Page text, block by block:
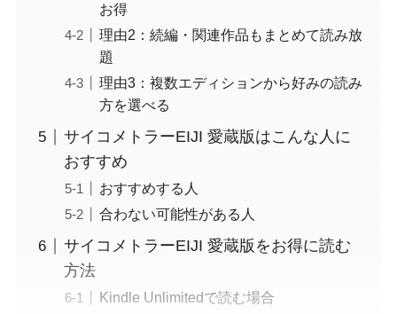
お得
理由2：続編・関連作品もまとめて読み放
題
理由3：複数エディションから好みの読み
方を選べる
サイコメトラーEIJI 愛蔵版はこんな人に
おすすめ
おすすめする人
合わない可能性がある人
サイコメトラーEIJI 愛蔵版をお得に読む
方法
Kindle Unlimitedで読む場合